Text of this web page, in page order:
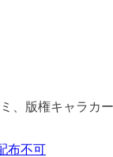
ミ、版権キャラカ
布不可